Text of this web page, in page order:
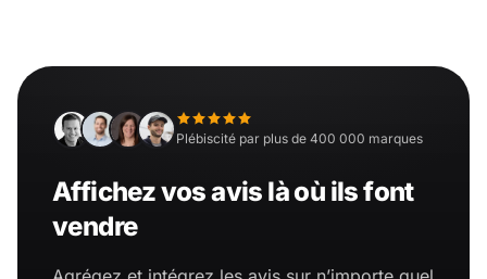
Plébiscité par plus de 400 000 marques
Affichez vos avis là où ils font
vendre